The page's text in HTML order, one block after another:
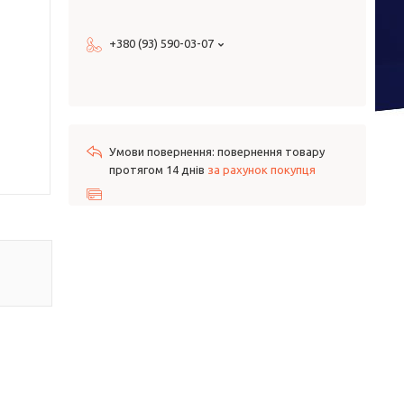
+380 (93) 590-03-07
повернення товару
протягом 14 днів за рахунок покупця